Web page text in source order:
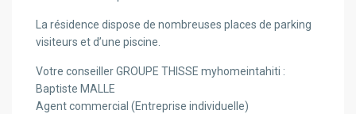
La résidence dispose de nombreuses places de parking
visiteurs et d’une piscine.
Votre conseiller GROUPE THISSE myhomeintahiti :
Baptiste MALLE
Agent commercial (Entreprise individuelle)